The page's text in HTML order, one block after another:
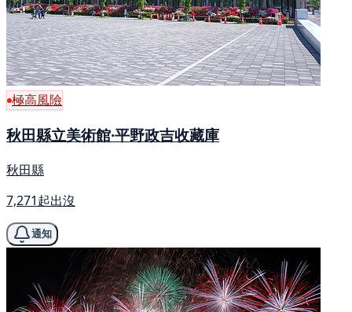
極高風險
秋田縣立美術館·平野政吉收藏庫
秋田縣
7,271起出沒
通知